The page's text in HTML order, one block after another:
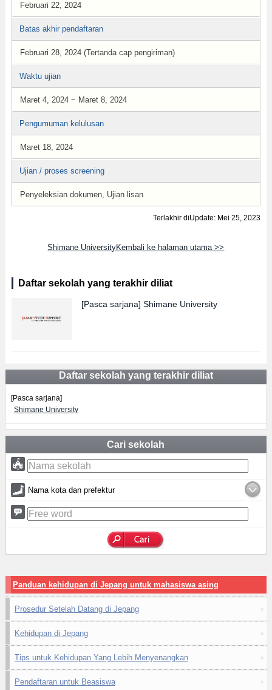
Februari 22, 2024
Batas akhir pendaftaran
Februari 28, 2024 (Tertanda cap pengiriman)
Waktu ujian
Maret 4, 2024 ~ Maret 8, 2024
Pengumuman kelulusan
Maret 18, 2024
Ujian / proses screening
Penyeleksian dokumen, Ujian lisan
Terlakhir diUpdate: Mei 25, 2023
Shimane UniversityKembali ke halaman utama >>
Daftar sekolah yang terakhir diliat
[Pasca sarjana] Shimane University
Daftar sekolah yang terakhir diliat
[Pasca sarjana]
Shimane University
Cari sekolah
Nama kota dan prefektur
Panduan kehidupan di Jepang untuk mahasiswa asing
Prosedur Setelah Datang di Jepang
Kehidupan di Jepang
Tips untuk Kehidupan Yang Lebih Menyenangkan
Pendaftaran untuk Beasiswa